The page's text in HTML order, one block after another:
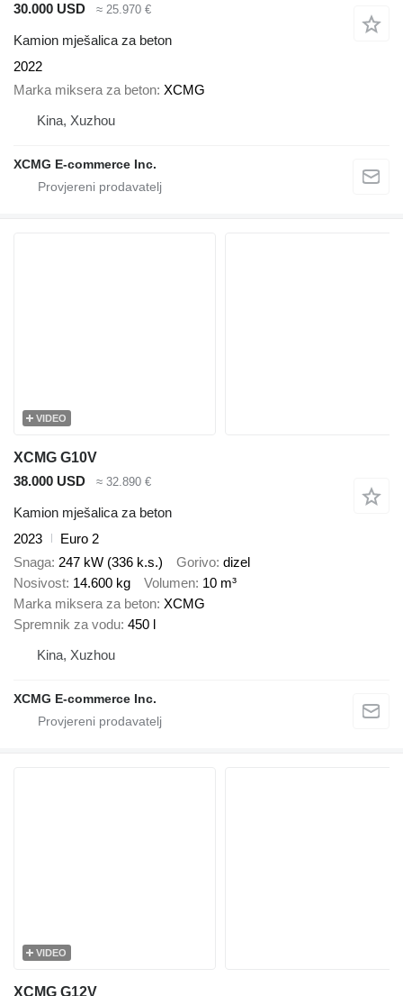
30.000 USD
≈ 25.970 €
Kamion mješalica za beton
2022
Marka miksera za beton XCMG
Kina, Xuzhou
XCMG E-commerce Inc.
VIDEO
XCMG G10V
38.000 USD
≈ 32.890 €
Kamion mješalica za beton
2023
Euro 2
Snaga 247 kW (336 k.s.) Gorivo dizel
Nosivost 14.600 kg Volumen 10 m³
Marka miksera za beton XCMG
Spremnik za vodu 450 l
Kina, Xuzhou
XCMG E-commerce Inc.
VIDEO
XCMG G12V